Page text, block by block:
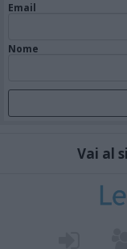
Email
Nome
Vai al